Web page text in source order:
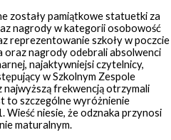
zostały pamiątkowe statuetki za
nagrody w kategorii osobowość
reprezentowanie szkoły w poczcie
nagrody odebrali absolwenci
najaktywniejsi czytelnicy,
w Szkolnym Zespole
najwyższą frekwencją otrzymali
to szczególne wyróżnienie
Wieść niesie, że odznaka przynosi
maturalnym.